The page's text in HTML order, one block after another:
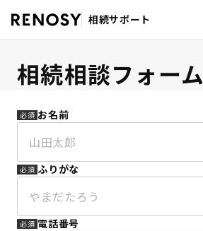
相続サポート
相続相談フォーム
必須 お名前
必須 ふりがな
必須 電話番号